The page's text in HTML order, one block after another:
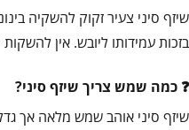
שיזף סיני צעיר זקוק להשקיה
בזכות עמידותו ליובש. אין
כמה שמש צריך שיזף סיני?
שיזף סיני אוהב שמש מלאה אך